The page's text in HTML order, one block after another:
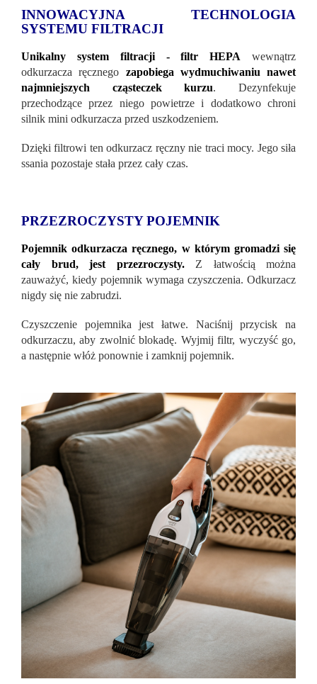
INNOWACYJNA TECHNOLOGIA
SYSTEMU FILTRACJI
Unikalny system filtracji - filtr HEPA
wewnątrz
odkurzacza ręcznego zapobiega wydmuchiwaniu nawet
najmniejszych cząsteczek kurzu. Dezynfekuje
przechodzące przez niego powietrze i dodatkowo chroni
silnik mini odkurzacza przed uszkodzeniem.
Dzięki filtrowi ten odkurzacz ręczny nie traci mocy. Jego siła
ssania pozostaje stała przez cały czas.
PRZEZROCZYSTY POJEMNIK
Pojemnik odkurzacza ręcznego, w którym gromadzi się
cały brud, jest przezroczysty.Z łatwością można
zauważyć, kiedy pojemnik wymaga czyszczenia. Odkurzacz
nigdy się nie zabrudzi.
Czyszczenie pojemnika jest łatwe. Naciśnij przycisk na
odkurzaczu, aby zwolnić blokadę. Wyjmij filtr, wyczyść go,
a następnie włóż ponownie i zamknij pojemnik.